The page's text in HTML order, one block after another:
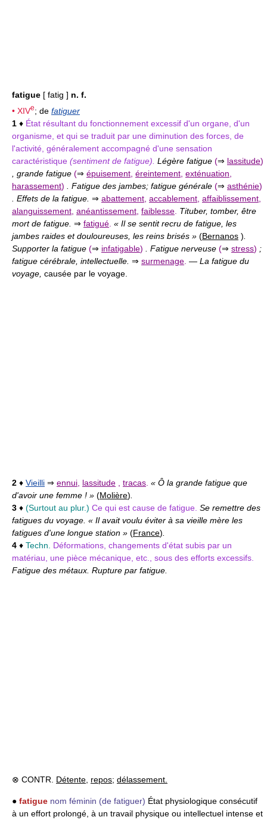
fatigue [ fatig ] n. f.
• XIVe; de fatiguer
1 ♦ État résultant du fonctionnement excessif d'un organe, d'un
organisme, et qui se traduit par une diminution des forces, de
l'activité, généralement accompagné d'une sensation
caractéristique (sentiment de fatigue). Légère fatigue (⇒ lassitude)
, grande fatigue (⇒ épuisement éreintement exténuation
harassement) . Fatigue des jambes; fatigue générale (⇒ asthénie)
. Effets de la fatigue. ⇒ abattement accablement affaiblissement
alanguissement anéantissement faiblesse Tituber, tomber, être
mort de fatigue. ⇒ fatigué « Il se sentit recru de fatigue, les
jambes raides et douloureuses, les reins brisés » (Bernanos )
Supporter la fatigue (⇒ infatigable) . Fatigue nerveuse (⇒ stress) ;
fatigue cérébrale, intellectuelle. ⇒ surmenage — La fatigue du
voyage, causée par le voyage.
2 ♦ Vieilli ⇒ ennui lassitude tracas « Ô la grande fatigue que
d'avoir une femme ! » (Molière)
3 ♦ (Surtout au plur.) Ce qui est cause de fatigue. Se remettre des
fatigues du voyage. « Il avait voulu éviter à sa vieille mère les
fatigues d'une longue station » (France)
4 ♦ Techn.
Déformations, changements d'état subis par un
matériau, une pièce mécanique, etc., sous des efforts excessifs.
Fatigue des métaux. Rupture par fatigue.
⊗ CONTR. Détente repos; délassement.
● fatigue nom féminin (de fatiguer) État physiologique consécutif
à un effort prolongé, à un travail physique ou intellectuel intense et